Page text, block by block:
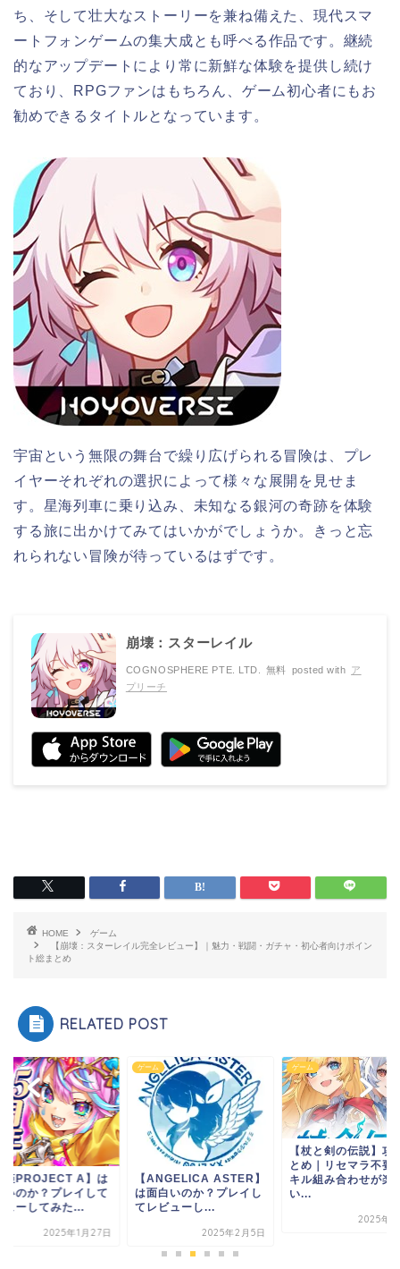
ち、そして壮大なストーリーを兼ね備えた、現代スマ
ートフォンゲームの集大成とも呼べる作品です。継続
的なアップデートにより常に新鮮な体験を提供し続け
ており、RPGファンはもちろん、ゲーム初心者にもお
勧めできるタイトルとなっています。
宇宙という無限の舞台で繰り広げられる冒険は、プレ
イヤーそれぞれの選択によって様々な展開を見せま
す。星海列車に乗り込み、未知なる銀河の奇跡を体験
する旅に出かけてみてはいかがでしょうか。きっと忘
れられない冒険が待っているはずです。
崩壊：スターレイル
COGNOSPHERE PTE. LTD. 無料 posted with ア
プリーチ
HOME
ゲーム
【崩壊：スターレイル完全レビュー】｜魅力・戦闘・ガチャ・初心者向けポイン
ト総まとめ
RELATED POST
姫PROJECT A】は
いのか？プレイして
ューしてみた...
2025年1月27日
ゲーム
【ANGELICA ASTER】
は面白いのか？プレイし
てレビューし...
2025年2月5日
ゲーム
【杖と剣の伝説】攻
とめ｜リセマラ不要
キル組み合わせが楽
い...
2025年8